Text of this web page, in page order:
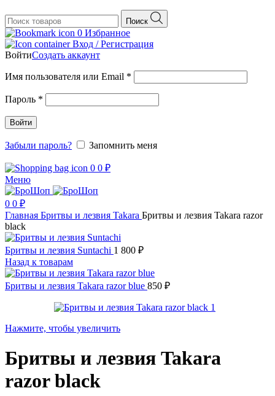
Поиск
0 Избранное
Вход / Регистрация
ВойтиСоздать аккаунт
Имя пользователя или Email *
Пароль *
Войти
Забыли пароль? Запомнить меня
0 0 ₽
Меню
0 0 ₽
Главная Бритвы и лезвия Takara Бритвы и лезвия Takara razor
black
Бритвы и лезвия Suntachi 1 800 ₽
Назад к товарам
Бритвы и лезвия Takara razor blue 850 ₽
Нажмите, чтобы увеличить
Бритвы и лезвия Takara
razor black